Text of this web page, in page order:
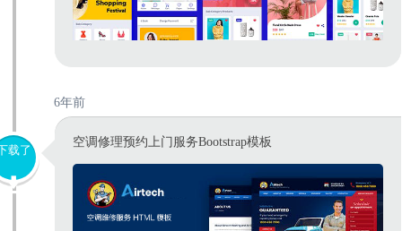
6年前
载了
空调修理预约上门服务Bootstrap模板